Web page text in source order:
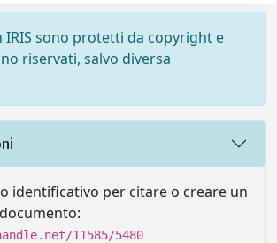
IRIS sono protetti da copyright e
riservati, salvo diversa
identificativo per citare o creare un
11585/5480